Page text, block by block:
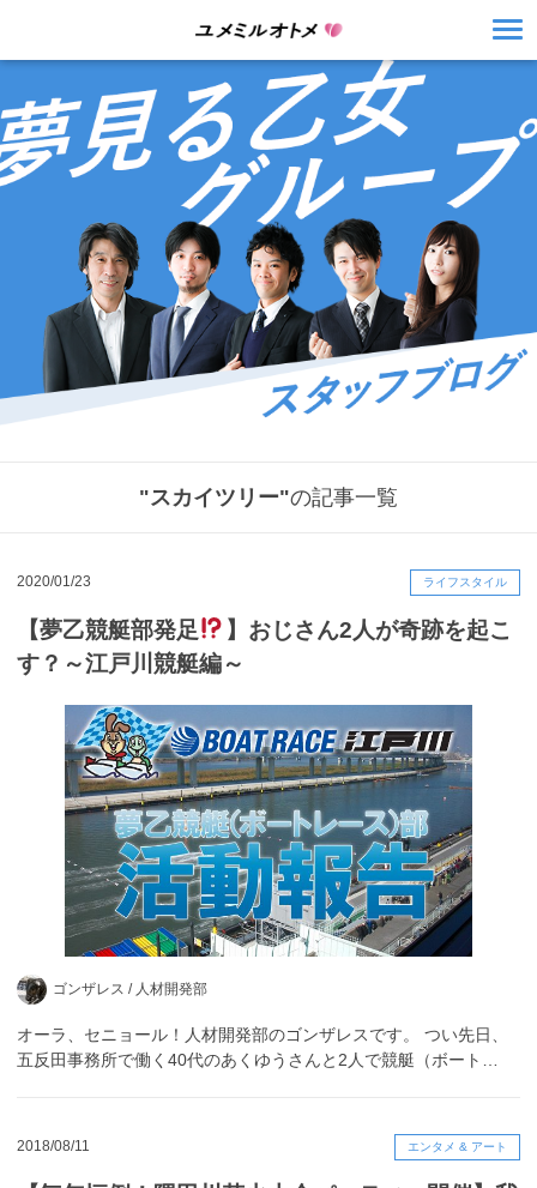
"スカイツリー"の記事一覧
2020/01/23 ライフスタイル
【夢乙競艇部発足
】おじさん2人が奇跡を起こ
す？～江戸川競艇編～
ゴンザレス / 人材開発部
オーラ、セニョール！人材開発部のゴンザレスです。 つい先日、
五反田事務所で働く40代のあくゆうさんと2人で競艇（ボート…
2018/08/11 エンタメ & アート